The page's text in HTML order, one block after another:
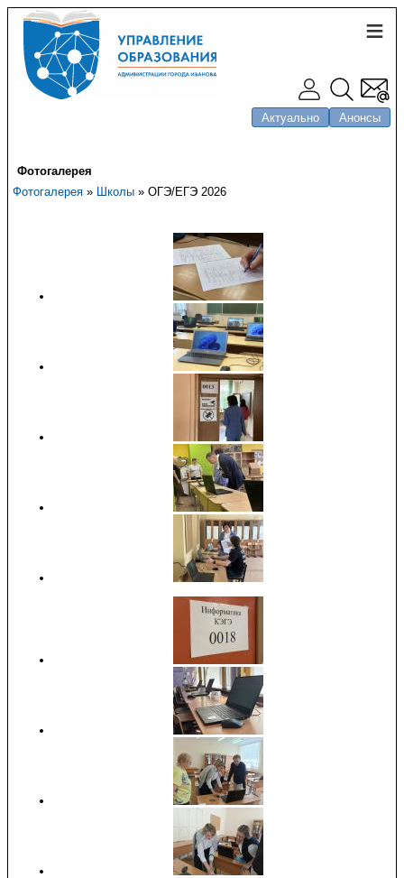
Актуально Анонсы
Фотогалерея
Фотогалерея » Школы » ОГЭ/ЕГЭ 2026